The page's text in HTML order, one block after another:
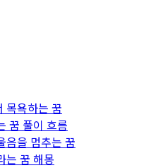
목욕하는 꿈
꿈 풀이 흐름
음을 멈추는 꿈
는 꿈 해몽